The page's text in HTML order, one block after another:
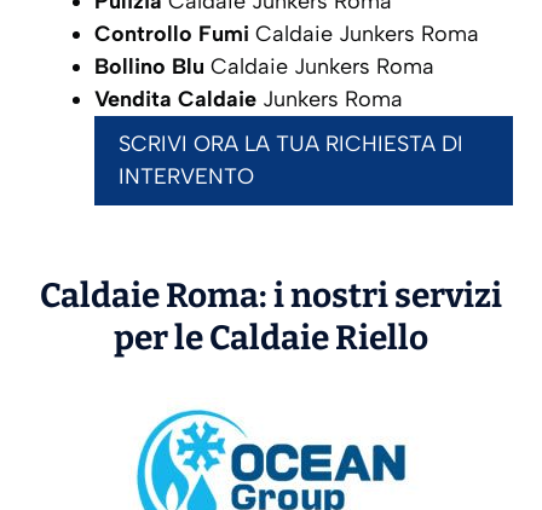
Controllo Fumi Caldaie Junkers Roma
Bollino Blu Caldaie Junkers Roma
Vendita Caldaie Junkers Roma
SCRIVI ORA LA TUA RICHIESTA DI
INTERVENTO
Caldaie Roma: i nostri servizi
per le CaldaieRiello